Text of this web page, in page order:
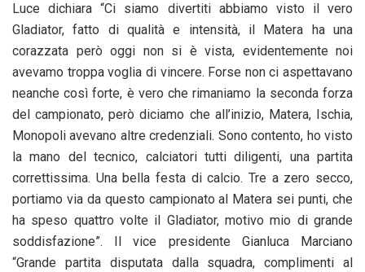
Luce dichiara “Ci siamo divertiti abbiamo visto il vero
Gladiator, fatto di qualità e intensità, il Matera ha una
corazzata però oggi non si è vista, evidentemente noi
avevamo troppa voglia di vincere. Forse non ci aspettavano
neanche così forte, è vero che rimaniamo la seconda forza
del campionato, però diciamo che all’inizio, Matera, Ischia,
Monopoli avevano altre credenziali. Sono contento, ho visto
la mano del tecnico, calciatori tutti diligenti, una partita
correttissima. Una bella festa di calcio. Tre a zero secco,
portiamo via da questo campionato al Matera sei punti, che
ha speso quattro volte il Gladiator, motivo mio di grande
soddisfazione”. Il vice presidente Gianluca Marciano
“Grande partita disputata dalla squadra, complimenti al